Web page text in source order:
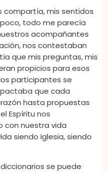
compartía, mis sentidos
todo me parecía
acompañantes
nos contestaban
que mis preguntas, mis
propicios para esos
participantes se
que cada
hasta propuestas
Espíritu nos
con nuestra vida
siendo Iglesia, siendo
se puede